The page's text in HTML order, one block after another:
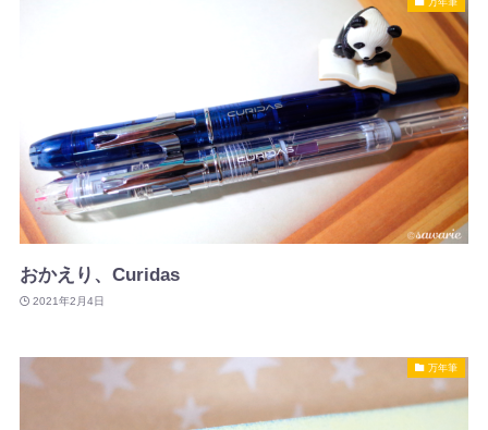
おかえり、Curidas
2021年2月4日
万年筆